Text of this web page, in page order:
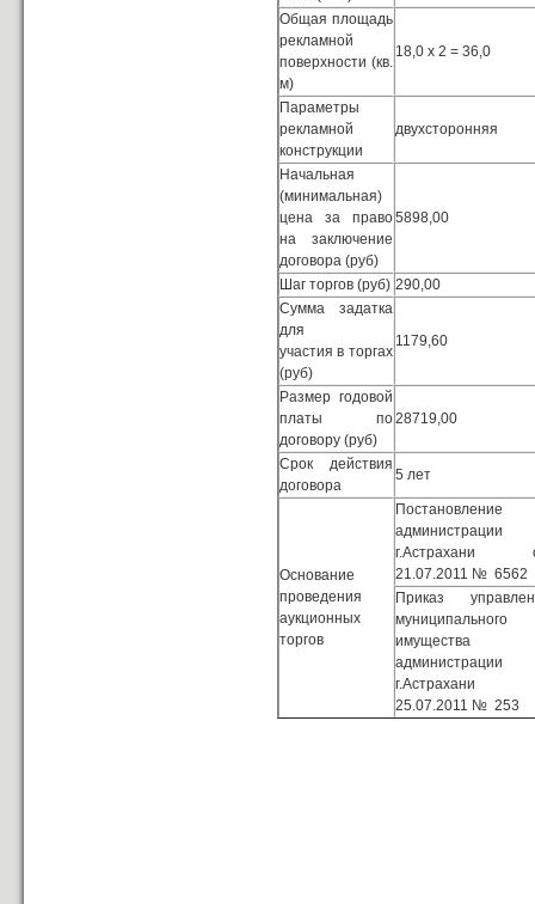
Общая площадь
рекламной
поверхности (кв.
м)
18,0 х 2 = 36,0
Параметры
рекламной
конструкции
двухсторонняя
Начальная
(минимальная)
цена за право
на заключение
договора (руб)
5898,00
Шаг торгов (руб) 290,00
Сумма задатка
для
участия в торгах
(руб)
1179,60
Размер годовой
платы по
договору (руб)
28719,00
Срок действия
договора
5 лет
Основание
проведения
аукционных
торгов
Постановление
администрации
г.Астрахани
21.07.2011 № 6562
Приказ
муниципального
имущества
администрации
г.Астрахани
25.07.2011 № 253